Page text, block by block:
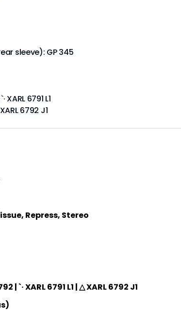
sleeve): GP 345
6791 L1
6792 J1
Repress, Stereo
| `· XARL 6791 L1 | △ XARL 6792 J1